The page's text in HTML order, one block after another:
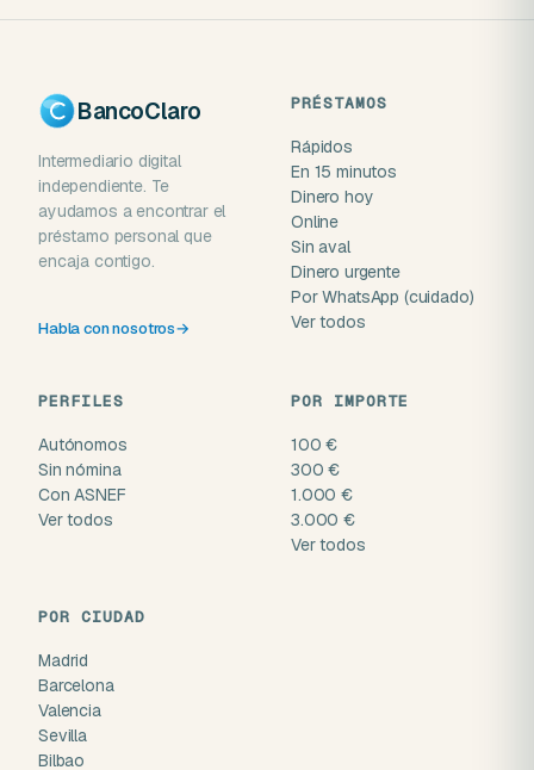
BancoClaro
Intermediario digital
independiente. Te
ayudamos a encontrar el
préstamo personal que
encaja contigo.
Habla con nosotros→
PRÉSTAMOS
Rápidos
En 15 minutos
Dinero hoy
Online
Sin aval
Dinero urgente
Por WhatsApp (cuidado)
Ver todos
PERFILES
Autónomos
Sin nómina
Con ASNEF
Ver todos
POR IMPORTE
100 €
300 €
1.000 €
3.000 €
Ver todos
POR CIUDAD
Madrid
Barcelona
Valencia
Sevilla
Bilbao